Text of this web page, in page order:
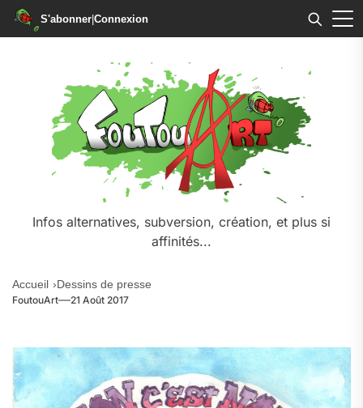
S'abonner|Connexion
Infos alternatives, subversion, création, et plus si
affinités...
Accueil Dessins de presse
FoutouArt 21 Août 2017